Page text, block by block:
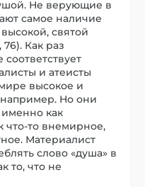
Не верующие в
самое наличие
святой
Как раз
и атеисты
высокое и
например. Но они
как
что-то внемирное,
Материалист
слово «душа» в
то, что не